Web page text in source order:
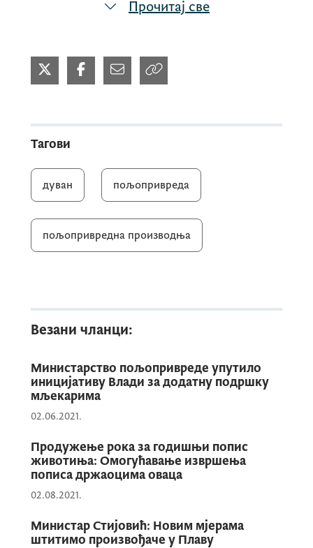
У име Министарства састанку су
инспекцијске послове
производњуАмра Терзић. Подршку
произвођачима пружили су и посланици
Скупштине Црне Горе
о проналажењу одрживог рјешења за ову
област.
Прочитај све
Тагови
дуван пољопривреда
пољопривредна производња
Везани чланци:
Министарство пољопривреде упутило
иницијативу Влади за додатну подршку
мљекарима
02.06.2021.
Продужење рока за годишњи попис
животиња: Омогућавање извршења
пописа држаоцима оваца
02.08.2021.
Министар Стијовић: Новим мјерама
штитимо произвођаче у Плаву